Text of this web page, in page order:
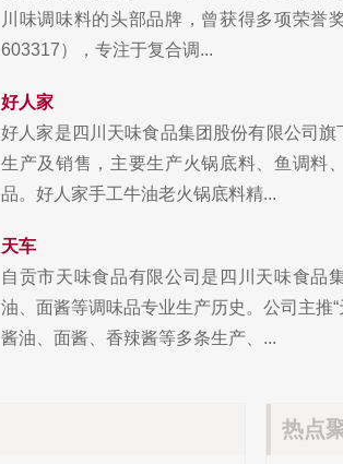
川味调味料的头部品牌，曾获得多项荣誉
603317），专注于复合调...
好人家
好人家是四川天味食品集团股份有限公司
生产及销售，主要生产火锅底料、鱼调料
品。好人家手工牛油老火锅底料精...
天车
自贡市天味食品有限公司是四川天味食品
油、面酱等调味品专业生产历史。公司主推
酱油、面酱、香辣酱等多条生产、...
热点